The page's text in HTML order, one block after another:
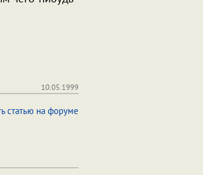
10.05.1999
статью на форуме